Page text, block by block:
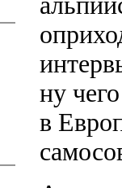
ну
в